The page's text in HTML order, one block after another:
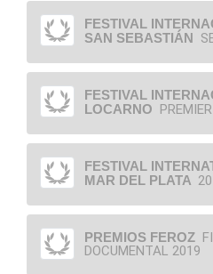
FESTIVAL
SAN SEBASTIÁN
FESTIVAL
LOCARNO
FESTIVAL
MAR DEL PLATA
PREMIOS FEROZ
DOCUMENTAL 2019